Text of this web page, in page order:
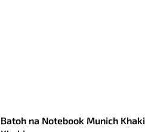
Batoh na Notebook Munich Khaki